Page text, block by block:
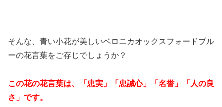
そんな、青い小花が美しいベロニカオックスフォードブル
ーの花言葉をご存じでしょうか？
この花の花言葉は、「忠実」「忠誠心」「名誉」「人の良
さ」です。